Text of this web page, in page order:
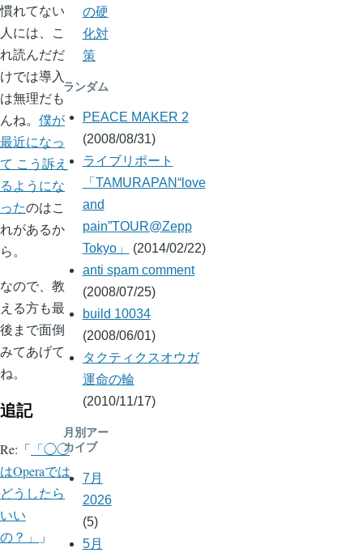
慣れてない
人には、こ
れ読んだだ
けでは導入
は無理だも
んね。 僕が
最近になっ
て こう訴え
るようにな
ったのはこ
れがあるか
ら。
なので、教
える方も最
後まで面倒
みてあげて
ね。
追記
Re:
「◯◯
はOperaでは
どうしたら
いい
の？」
の硬
化対
策
ランダム
PEACE MAKER 2
(2008/08/31)
ライブリポート
「TAMURAPAN“love
and
pain”TOUR@Zepp
Tokyo」
(2014/02/22)
anti spam comment
(2008/07/25)
build 10034
(2008/06/01)
タクティクスオウガ
運命の輪
(2010/11/17)
月別アー
カイブ
7月
2026
(5)
5月